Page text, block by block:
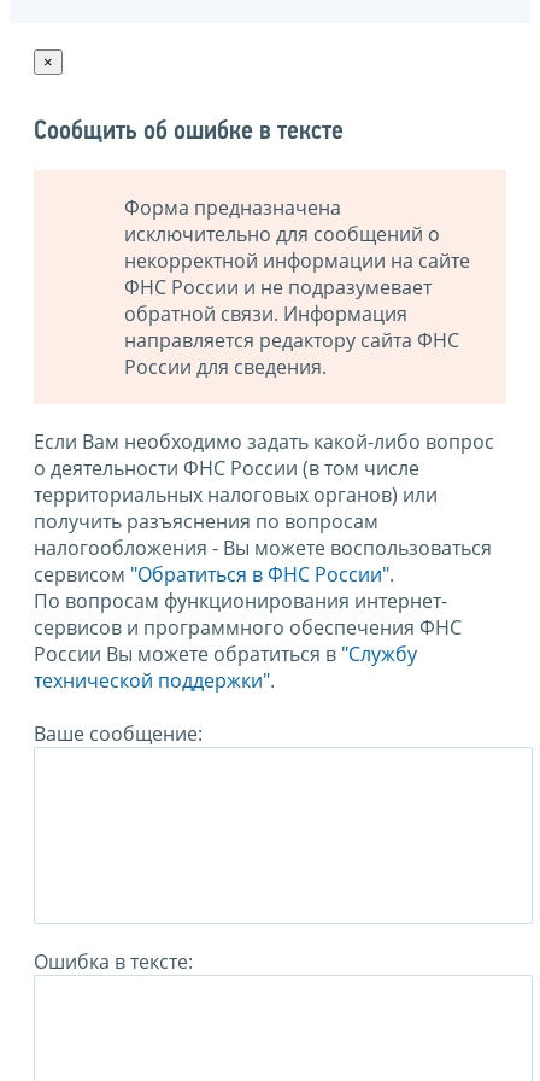
×
Сообщить об ошибке в тексте
Форма предназначена
исключительно для сообщений о
некорректной информации на сайте
ФНС России и не подразумевает
обратной связи. Информация
направляется редактору сайта ФНС
России для сведения.
Если Вам необходимо задать какой-либо вопрос
о деятельности ФНС России (в том числе
территориальных налоговых органов) или
получить разъяснения по вопросам
налогообложения - Вы можете воспользоваться
сервисом "Обратиться в ФНС России".
По вопросам функционирования интернет-
сервисов и программного обеспечения ФНС
России Вы можете обратиться в "Службу
технической поддержки".
Ваше сообщение:
Ошибка в тексте: